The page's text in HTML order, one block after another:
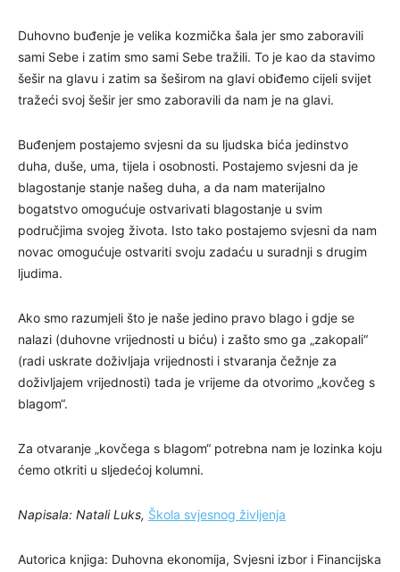
Duhovno buđenje je velika kozmička šala jer smo zaboravili
sami Sebe i zatim smo sami Sebe tražili. To je kao da stavimo
šešir na glavu i zatim sa šeširom na glavi obiđemo cijeli svijet
tražeći svoj šešir jer smo zaboravili da nam je na glavi.
Buđenjem postajemo svjesni da su ljudska bića jedinstvo
duha, duše, uma, tijela i osobnosti. Postajemo svjesni da je
blagostanje stanje našeg duha, a da nam materijalno
bogatstvo omogućuje ostvarivati blagostanje u svim
područjima svojeg života. Isto tako postajemo svjesni da nam
novac omogućuje ostvariti svoju zadaću u suradnji s drugim
ljudima.
Ako smo razumjeli što je naše jedino pravo blago i gdje se
nalazi (duhovne vrijednosti u biću) i zašto smo ga „zakopali“
(radi uskrate doživljaja vrijednosti i stvaranja čežnje za
doživljajem vrijednosti) tada je vrijeme da otvorimo „kovčeg s
blagom“.
Za otvaranje „kovčega s blagom“ potrebna nam je lozinka koju
ćemo otkriti u sljedećoj kolumni.
Napisala: Natali Luks, Škola svjesnog življenja
Autorica knjiga: Duhovna ekonomija, Svjesni izbor i Financijska